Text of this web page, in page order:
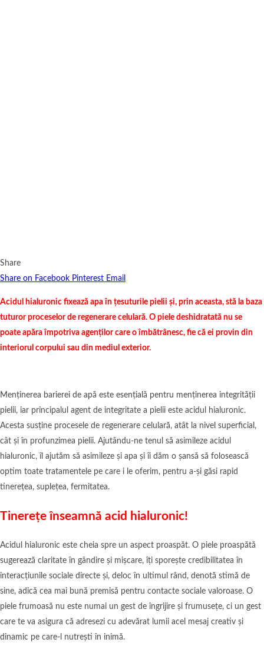
Share
Share on Facebook Pinterest Email
Acidul hialuronic fixează apa în țesuturile pielii și, prin aceasta, stă la baza
tuturor proceselor de regenerare celulară. O piele deshidratată nu se
poate apăra împotriva agenților care o îmbătrânesc, fie că ei provin din
interiorul corpului sau din mediul exterior.
Menținerea barierei de apă este esențială pentru menținerea integrității
pielii, iar principalul agent de integritate a pielii este acidul hialuronic.
Acesta susține procesele de regenerare celulară, atât la nivel superficial,
cât și în profunzimea pielii. Ajutându-ne tenul să asimileze acidul
hialuronic, îl ajutăm să asimileze și apa și îi dăm o șansă să folosească
optim toate tratamentele pe care i le oferim, pentru a-și găsi rapid
tinerețea, suplețea, fermitatea.
Tinerețe înseamnă acid hialuronic!
Acidul hialuronic este cheia spre un aspect proaspăt. O piele proaspătă
sugerează claritate în gândire și mișcare, îți sporește credibilitatea în
interacțiunile sociale directe și, deloc în ultimul rând, denotă stimă de
sine, adică cea mai bună premisă pentru contacte sociale valoroase. O
piele frumoasă nu este numai un gest de îngrijire și frumusețe, ci un gest
care te va asigura că adresezi cu adevărat lumii acel mesaj creativ și
dinamic pe care-l nutrești în inimă.